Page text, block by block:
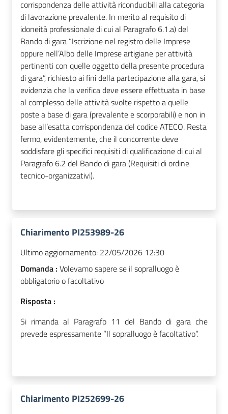
corrispondenza delle attività riconducibili alla categoria
di lavorazione prevalente. In merito al requisito di
idoneità professionale di cui al Paragrafo 6.1.a) del
Bando di gara “Iscrizione nel registro delle Imprese
oppure nell’Albo delle Imprese artigiane per attività
pertinenti con quelle oggetto della presente procedura
di gara”, richiesto ai fini della partecipazione alla gara, si
evidenzia che la verifica deve essere effettuata in base
al complesso delle attività svolte rispetto a quelle
poste a base di gara (prevalente e scorporabili) e non in
base all’esatta corrispondenza del codice ATECO. Resta
fermo, evidentemente, che il concorrente deve
soddisfare gli specifici requisiti di qualificazione di cui al
Paragrafo 6.2 del Bando di gara (Requisiti di ordine
tecnico-organizzativi).
Chiarimento PI253989-26
Ultimo aggiornamento: 22/05/2026 12:30
Domanda : Volevamo sapere se il sopralluogo è
obbligatorio o facoltativo
Risposta :
Si rimanda al Paragrafo 11 del Bando di gara che
prevede espressamente “Il sopralluogo è facoltativo”.
Chiarimento PI252699-26